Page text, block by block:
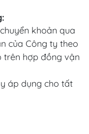
khoản qua
của Công ty theo
trên hợp đồng vận
áp dụng cho tất